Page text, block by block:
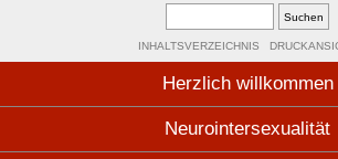
INHALTSVERZEICHNIS
Herzlich willkommen
Neurointersexualität